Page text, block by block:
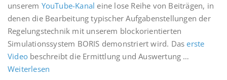
unserem YouTube-Kanal eine lose Reihe von Beiträgen, in
denen die Bearbeitung typischer Aufgabenstellungen der
Regelungstechnik mit unserem blockorientierten
Simulationssystem BORIS demonstriert wird. Daserste
Video beschreibt die Ermittlung und Auswertung …
Weiterlesen